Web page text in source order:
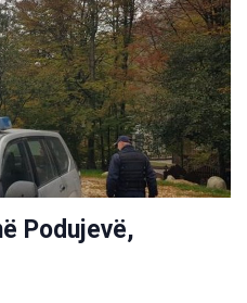
Podujevë,